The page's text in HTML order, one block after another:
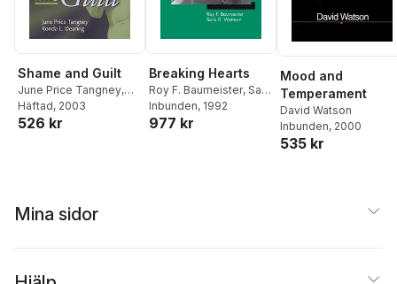
Shame and Guilt
June Price Tangney,
Ronda L. Dearing
Häftad, 2003
526 kr
Breaking Hearts
Roy F. Baumeister, Sara
R. Wotman
Inbunden, 1992
977 kr
Mood and
Temperament
David Watson
Inbunden, 2000
535 kr
Mina sidor